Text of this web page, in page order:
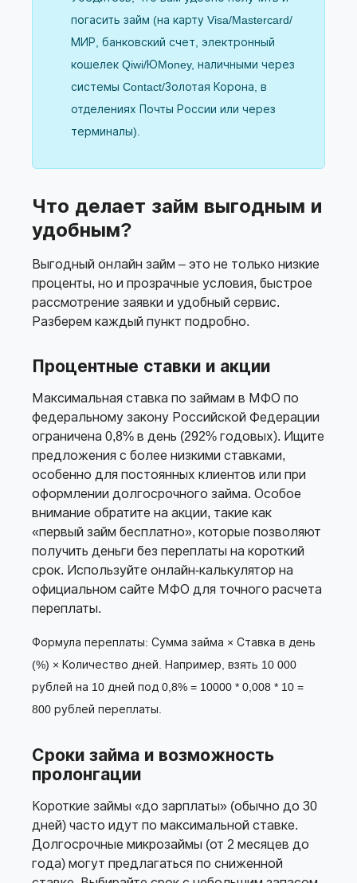
погасить займ (на карту Visa/Mastercard/
МИР, банковский счет, электронный
кошелек Qiwi/ЮMoney, наличными через
системы Contact/Золотая Корона, в
отделениях Почты России или через
терминалы).
Что делает займ выгодным и
удобным?
Выгодный онлайн займ – это не только низкие
проценты, но и прозрачные условия, быстрое
рассмотрение заявки и удобный сервис.
Разберем каждый пункт подробно.
Процентные ставки и акции
Максимальная ставка по займам в МФО по
федеральному закону Российской Федерации
ограничена 0,8% в день (292% годовых). Ищите
предложения с более низкими ставками,
особенно для постоянных клиентов или при
оформлении долгосрочного займа. Особое
внимание обратите на акции, такие как
«первый займ бесплатно», которые позволяют
получить деньги без переплаты на короткий
срок. Используйте онлайн-калькулятор на
официальном сайте МФО для точного расчета
переплаты.
Формула переплаты: Сумма займа × Ставка в день
(%) × Количество дней. Например, взять 10 000
рублей на 10 дней под 0,8% = 10000 * 0,008 * 10 =
800 рублей переплаты.
Сроки займа и возможность
пролонгации
Короткие займы «до зарплаты» (обычно до 30
дней) часто идут по максимальной ставке.
Долгосрочные микрозаймы (от 2 месяцев до
года) могут предлагаться по сниженной